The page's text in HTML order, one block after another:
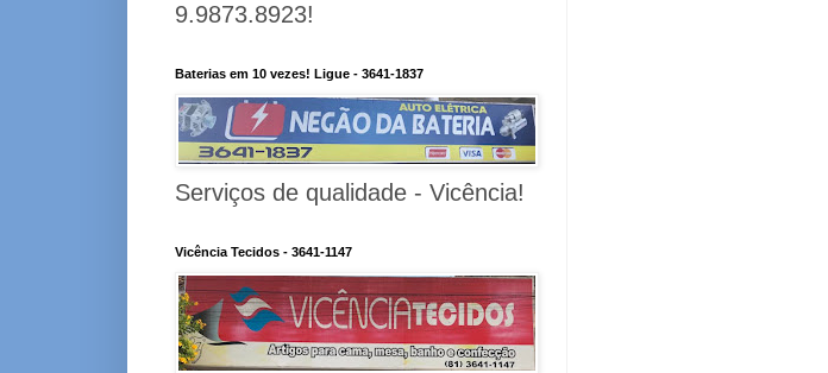
9.9873.8923!
Baterias em 10 vezes! Ligue - 3641-1837
Serviços de qualidade - Vicência!
Vicência Tecidos - 3641-1147